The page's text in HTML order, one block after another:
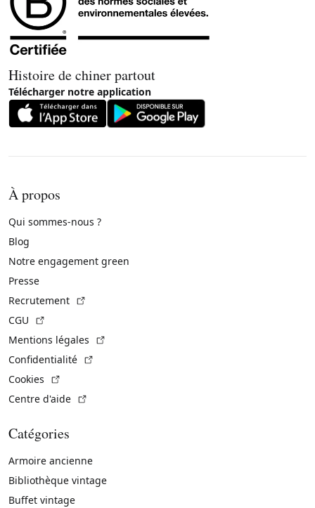
Histoire de chiner partout
Télécharger notre application
À propos
Qui sommes-nous ?
Blog
Notre engagement green
Presse
Recrutement
CGU
Mentions légales
Confidentialité
Cookies
Centre d'aide
Catégories
Armoire ancienne
Bibliothèque vintage
Buffet vintage